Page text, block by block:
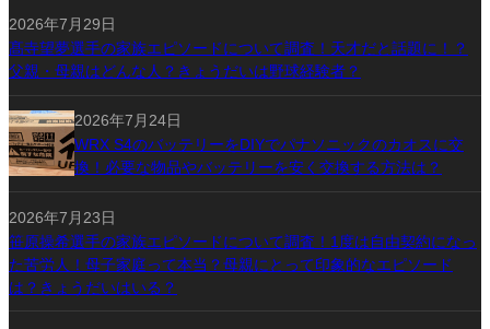
2026年7月29日
髙寺望夢選手の家族エピソードについて調査！天才だと話題に！？
父親・母親はどんな人？きょうだいは野球経験者？
2026年7月24日
WRX S4のバッテリーをDIYでパナソニックのカオスに交
換！必要な物品やバッテリーを安く交換する方法は？
2026年7月23日
笹原操希選手の家族エピソードについて調査！1度は自由契約になっ
た苦労人！母子家庭って本当？母親にとって印象的なエピソード
は？きょうだいはいる？